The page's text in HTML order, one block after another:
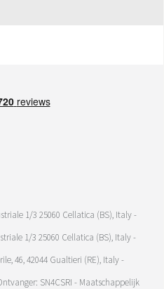
1/3 25060 Cellatica (BS), Italy -
1/3 25060 Cellatica (BS), Italy -
46, 42044 Gualtieri (RE), Italy -
SN4CSRI - Maatschappelijk